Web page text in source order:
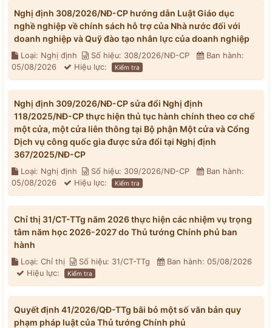
Nghị định 308/2026/NĐ-CP hướng dẫn Luật Giáo dục
nghề nghiệp về chính sách hỗ trợ của Nhà nước đối với
doanh nghiệp và Quỹ đào tạo nhân lực của doanh nghiệp
Loại: Nghị định Số hiệu: 308/2026/NĐ-CP
Ban hành:
05/08/2026
Hiệu lực: Kiểm tra
Nghị định 309/2026/NĐ-CP sửa đổi Nghị định
118/2025/NĐ-CP thực hiện thủ tục hành chính theo cơ chế
một cửa, một cửa liên thông tại Bộ phận Một cửa và Cổng
Dịch vụ công quốc gia được sửa đổi tại Nghị định
367/2025/NĐ-CP
Loại: Nghị định Số hiệu: 309/2026/NĐ-CP
Ban hành:
05/08/2026
Hiệu lực: Kiểm tra
Chỉ thị 31/CT-TTg năm 2026 thực hiện các nhiệm vụ trọng
tâm năm học 2026-2027 do Thủ tướng Chính phủ ban
hành
Loại: Chỉ thị Số hiệu: 31/CT-TTg
Ban hành: 05/08/2026
Hiệu lực:
Kiểm tra
Quyết định 41/2026/QĐ-TTg bãi bỏ một số văn bản quy
phạm pháp luật của Thủ tướng Chính phủ